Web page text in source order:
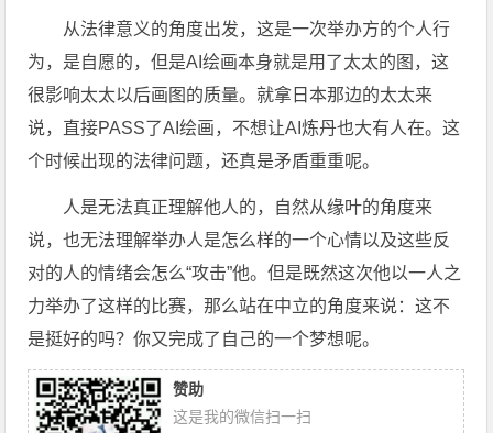
从法律意义的角度出发，这是一次举办方的个人行
为，是自愿的，但是AI绘画本身就是用了太太的图，这
很影响太太以后画图的质量。就拿日本那边的太太来
说，直接PASS了AI绘画，不想让AI炼丹也大有人在。这
个时候出现的法律问题，还真是矛盾重重呢。
人是无法真正理解他人的，自然从缘叶的角度来
说，也无法理解举办人是怎么样的一个心情以及这些反
对的人的情绪会怎么“攻击”他。但是既然这次他以一人之
力举办了这样的比赛，那么站在中立的角度来说：这不
是挺好的吗？你又完成了自己的一个梦想呢。
赞助
这是我的微信扫一扫